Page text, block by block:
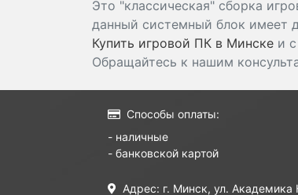
Это "классическая" сборка
данный системный блок имеет
Купить игровой ПК в Минске и
Обращайтесь к нашим
Способы оплаты:
- наличные
- банковской картой
Адрес: г. Минск, ул. Академика